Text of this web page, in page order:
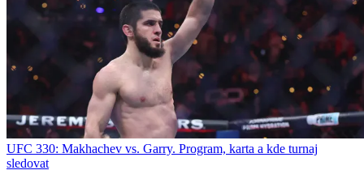
UFC 330: Makhachev vs. Garry. Program, karta a kde turnaj
sledovat